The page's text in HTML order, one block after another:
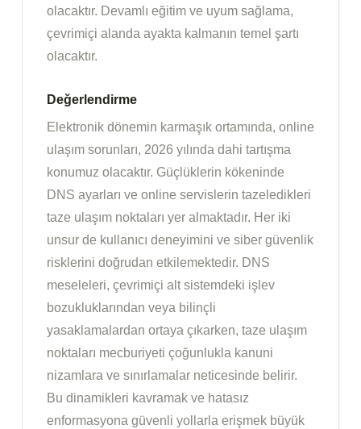
olacaktır. Devamlı eğitim ve uyum sağlama,
çevrimiçi alanda ayakta kalmanın temel şartı
olacaktır.
Değerlendirme
Elektronik dönemin karmaşık ortamında, online
ulaşım sorunları, 2026 yılında dahi tartışma
konumuz olacaktır. Güçlüklerin kökeninde
DNS ayarları ve online servislerin tazeledikleri
taze ulaşım noktaları yer almaktadır. Her iki
unsur de kullanıcı deneyimini ve siber güvenlik
risklerini doğrudan etkilemektedir. DNS
meseleleri, çevrimiçi alt sistemdeki işlev
bozukluklarından veya bilinçli
yasaklamalardan ortaya çıkarken, taze ulaşım
noktaları mecburiyeti çoğunlukla kanuni
nizamlara ve sınırlamalar neticesinde belirir.
Bu dinamikleri kavramak ve hatasız
enformasyona güvenli yollarla erişmek büyük